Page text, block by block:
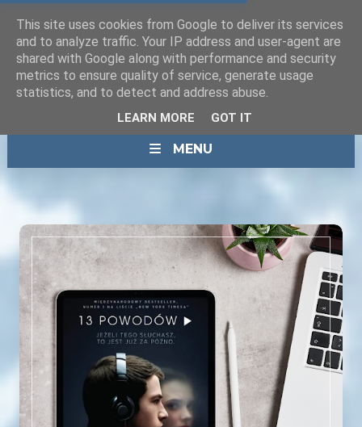
MENU
This site uses cookies from Google to deliver its services
and to analyze traffic. Your IP address and user-agent are
shared with Google along with performance and security
metrics to ensure quality of service, generate usage
statistics, and to detect and address abuse.
LEARN MORE GOT IT